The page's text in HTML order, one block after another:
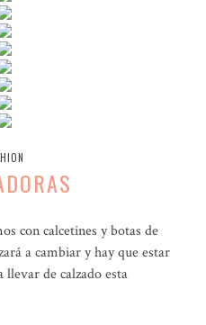
con calcetines y botas de
a cambiar y hay que estar
llevar de calzado esta